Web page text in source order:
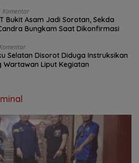
Komentar
Bukit Asam Jadi Sorotan, Sekda
Bungkam Saat Dikonfirmasi
Selatan Disorot Diduga Instruksikan
Wartawan Liput Kegiatan